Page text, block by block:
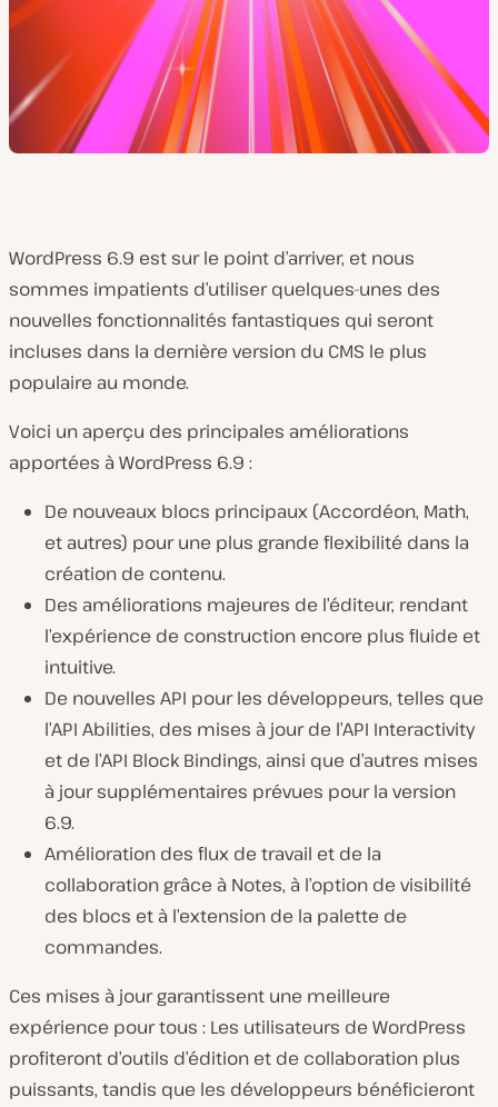
WordPress 6.9 est sur le point d’arriver, et nous
sommes impatients d’utiliser quelques-unes des
nouvelles fonctionnalités fantastiques qui seront
incluses dans la dernière version du CMS le plus
populaire au monde.
Voici un aperçu des principales améliorations
apportées à WordPress 6.9 :
De nouveaux blocs principaux (Accordéon, Math,
et autres) pour une plus grande flexibilité dans la
création de contenu.
Des améliorations majeures de l’éditeur, rendant
l’expérience de construction encore plus fluide et
intuitive.
De nouvelles API pour les développeurs, telles que
l’API Abilities, des mises à jour de l’API Interactivity
et de l’API Block Bindings, ainsi que d’autres mises
à jour supplémentaires prévues pour la version
6.9.
Amélioration des flux de travail et de la
collaboration grâce à Notes, à l’option de visibilité
des blocs et à l’extension de la palette de
commandes.
Ces mises à jour garantissent une meilleure
expérience pour tous : Les utilisateurs de WordPress
profiteront d’outils d’édition et de collaboration plus
puissants, tandis que les développeurs bénéficieront